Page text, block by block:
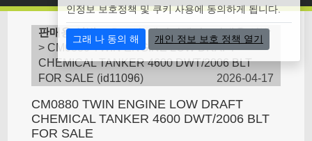
판매용 선박>유조선, 케미컬탱커 - 판매용 선박
>CM0880 TWIN ENGINE LOW DRAFT
CHEMICAL TANKER 4600 DWT/2006 BLT
FOR SALE (id11096) 2026-04-17
CM0880 TWIN ENGINE LOW DRAFT
CHEMICAL TANKER 4600 DWT/2006 BLT
FOR SALE
인정보 보호정책 및 쿠키 사용에 동의하게 됩니다.
그래 나 동의 해 개인 정보 보호 정책 열기